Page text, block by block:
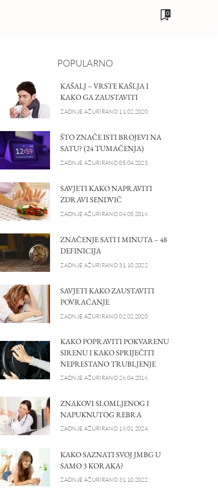
0
POPULARNO
KAŠALJ – VRSTE KAŠLJA I
KAKO GA ZAUSTAVITI
ZADNJE AŽURIRANO 11.02.2020.
ŠTO ZNAČE ISTI BROJEVI NA
SATU? (24 TUMAČENJA)
ZADNJE AŽURIRANO 05.04.2023.
SAVJETI KAKO NAPRAVITI
ZDRAVI SENDVIČ
ZADNJE AŽURIRANO 04.05.2016.
ZNAČENJE SATI I MINUTA – 48
DEFINICIJA
ZADNJE AŽURIRANO 31.10.2022.
SAVJETI KAKO ZAUSTAVITI
POVRAĆANJE
ZADNJE AŽURIRANO 02.02.2020.
KAKO POPRAVITI POKVARENU
SIRENU I KAKO SPRIJEČITI
NEPRESTANO TRUBLJENJE
ZADNJE AŽURIRANO 26.04.2016.
ZNAKOVI SLOMLJENOG I
NAPUKNUTOG REBRA
ZADNJE AŽURIRANO 18.01.2024.
KAKO SAZNATI SVOJ JMBG U
SAMO 3 KORAKA?
ZADNJE AŽURIRANO 31.10.2022.